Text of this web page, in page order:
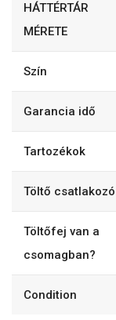
HÁTTÉRTÁR
MÉRETE
Szín
Garancia idő
Tartozékok
Töltő csatlakozó
Töltőfej van a
csomagban?
Condition